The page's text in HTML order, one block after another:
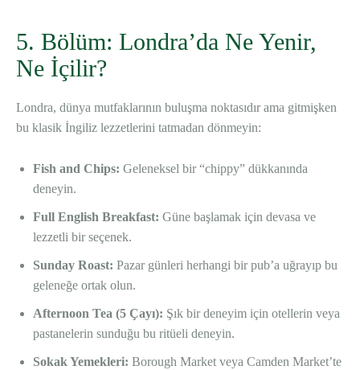
5. Bölüm: Londra’da Ne Yenir,
Ne İçilir?
Londra, dünya mutfaklarının buluşma noktasıdır ama gitmişken
bu klasik İngiliz lezzetlerini tatmadan dönmeyin:
Fish and Chips: Geleneksel bir “chippy” dükkanında
deneyin.
Full English Breakfast: Güne başlamak için devasa ve
lezzetli bir seçenek.
Sunday Roast: Pazar günleri herhangi bir pub’a uğrayıp bu
geleneğe ortak olun.
Afternoon Tea (5 Çayı): Şık bir deneyim için otellerin veya
pastanelerin sunduğu bu ritüeli deneyin.
Sokak Yemekleri: Borough Market veya Camden Market’te